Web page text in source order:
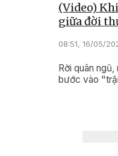
(Video)
giữa đời
08:51, 16/05/
Rời quân
bước vào